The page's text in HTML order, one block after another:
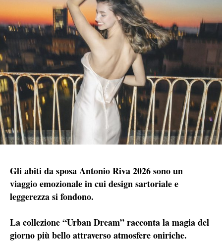
Gli abiti da sposa Antonio Riva 2026 sono un
viaggio emozionale in cui design sartoriale e
leggerezza si fondono.
La collezione “Urban Dream” racconta la magia del
giorno più bello attraverso atmosfere oniriche.